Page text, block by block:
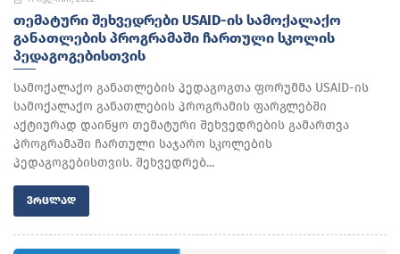
ᲗᲔᲛᲐᲢᲣᲠᲘ ᲨᲔᲮᲕᲔᲓᲠᲔᲑᲘ USAID-ᲘᲡ ᲡᲐᲛᲝᲥᲐᲚᲐᲥᲝ
ᲒᲐᲜᲐᲗᲚᲔᲑᲘᲡ ᲞᲠᲝᲒᲠᲐᲛᲐᲨᲘ ᲩᲐᲠᲗᲣᲚᲘ ᲡᲙᲝᲚᲘᲡ
ᲞᲔᲓᲐᲒᲝᲒᲔᲑᲘᲡᲗᲕᲘᲡ
სამოქალაქო განათლების პედაგოგთა ფორუმმა USAID-ის
სამოქალაქო განათლების პროგრამის ფარგლებში
აქტიურად დაიწყო თემატური შეხვედრების გამართვა
პროგრამაში ჩართული საჯარო სკოლების
პედაგოგებისთვის. შეხვედრებ...
ᲕᲠᲪᲚᲐᲓ